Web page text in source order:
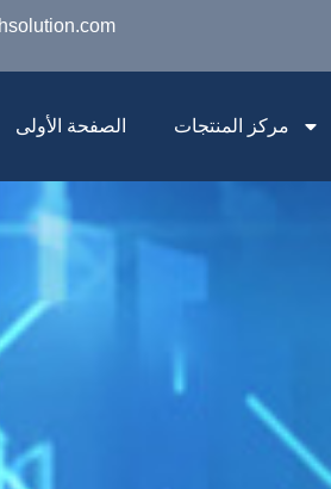
الصفحة الأولى مركز المنتجات